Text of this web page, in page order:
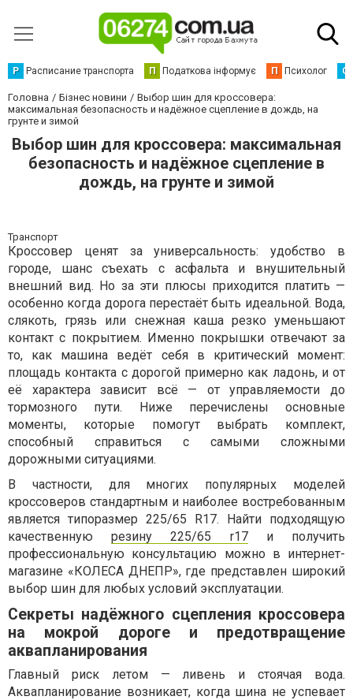
Р Расписание транспорта П Податкова інформує П Психолог С
Головна Бізнес новини
Выбор шин для кроссовера:
максимальная безопасность и надёжное сцепление в дождь, на
грунте и зимой
Выбор шин для кроссовера: максимальная
безопасность и надёжное сцепление в
дождь, на грунте и зимой
Транспорт
Кроссовер ценят за универсальность: удобство в
городе, шанс съехать с асфальта и внушительный
внешний вид. Но за эти плюсы приходится платить —
особенно когда дорога перестаёт быть идеальной. Вода,
слякоть, грязь или снежная каша резко уменьшают
контакт с покрытием. Именно покрышки отвечают за
то, как машина ведёт себя в критический момент:
площадь контакта с дорогой примерно как ладонь, и от
её характера зависит всё — от управляемости до
тормозного пути. Ниже перечислены основные
моменты, которые помогут выбрать комплект,
способный справиться с самыми сложными
дорожными ситуациями.
В частности, для многих популярных моделей
кроссоверов стандартным и наиболее востребованным
является типоразмер 225/65 R17. Найти подходящую
качественнуюрезину 225/65 r17и получить
профессиональную консультацию можно в интернет-
магазине «КОЛЕСА ДНЕПР», где представлен широкий
выбор шин для любых условий эксплуатации.
Секреты надёжного сцепления кроссовера
на мокрой дороге и предотвращение
аквапланирования
Главный риск летом — ливень и стоячая вода.
Аквапланирование возникает, когда шина не успевает